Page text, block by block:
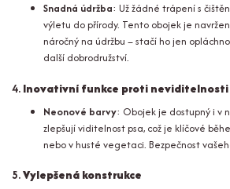
Snadná údržba: Už žádné trápení s
výletu do přírody. Tento obojek je
náročný na údržbu – stačí ho jen
další dobrodružství.
4.Inovativní funkce proti neviditelnosti
Neonové barvy: Obojek je dostupný i v
zlepšují viditelnost psa, což je klíčové
nebo v husté vegetaci. Bezpečnost
5.Vylepšená konstrukce